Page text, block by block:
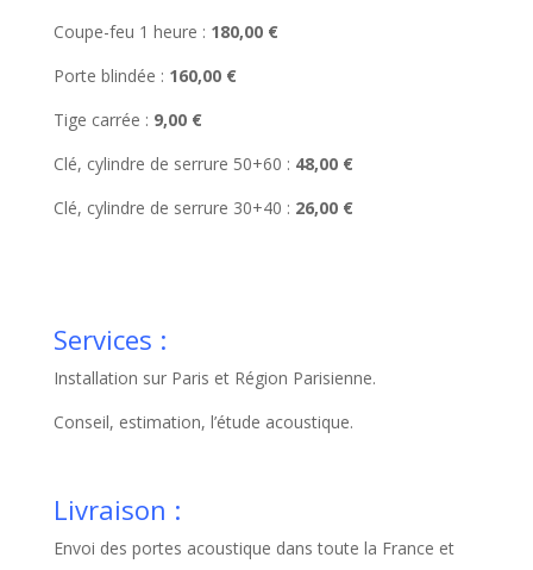
Coupe-feu 1 heure : 180,00 €
Porte blindée : 160,00 €
Tige carrée : 9,00 €
Clé, cylindre de serrure 50+60 : 48,00 €
Clé, cylindre de serrure 30+40 : 26,00 €
Services :
Installation sur Paris et Région Parisienne.
Conseil, estimation, l’étude acoustique.
Livraison :
Envoi des portes acoustique dans toute la France et